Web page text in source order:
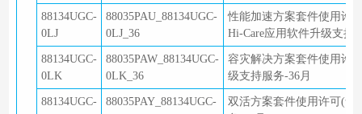
88134UGC-
0LJ
88035PAU_88134UGC-
0LJ_36
性能加速方案套件使用许
Hi-Care应用软件升级支持
88134UGC-
0LK
88035PAW_88134UGC-
0LK_36
容灾解决方案套件使用许
级支持服务-36月
88134UGC-
88035PAY_88134UGC-
双活方案套件使用许可(含